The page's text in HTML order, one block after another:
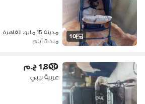
10
مدينة 15 مايو، القاهرة
منذ 3 أيام
1,800 ج.م
عربية بيبي